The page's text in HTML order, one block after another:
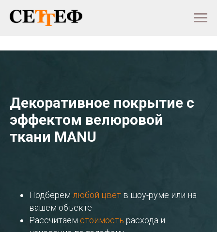
Декоративное покрытие с
эффектом велюровой
ткани MANU
Подберем любой цвет в шоу-руме или на
вашем объекте
Рассчитаем стоимость расхода и